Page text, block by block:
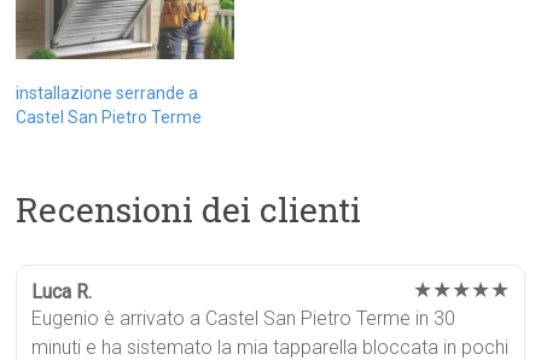
installazione serrande a
Castel San Pietro Terme
Recensioni dei clienti
Luca R. ★★★★★
Eugenio è arrivato a Castel San Pietro Terme in 30
minuti e ha sistemato la mia tapparella bloccata in pochi